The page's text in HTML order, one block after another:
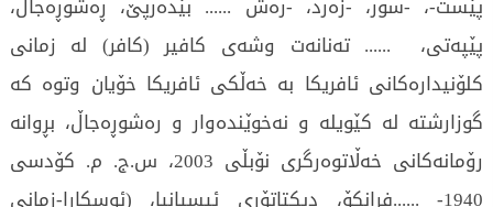
پێپه‌تی، ...... ته‌نانه‌ت وشه‌ی كافیر (كافر) له‌ زمانی
كلۆنیداره‌كانی ئافریكا به‌ خه‌ڵكی ئافریكا خۆیان وتوه‌ كه‌
گوزارشته‌ له‌ كێویله‌ و نه‌خوێنده‌وار و ره‌شوڕه‌جاڵ، بڕوانه‌
رۆمانه‌كانی خه‌ڵاتوه‌رگری نۆبڵی 2003، س.ج. م. كۆدسی
1940- ......فڕانكۆ، دیكتاتۆری ئیسپانیا، (ئو‌سكارا-زمانی